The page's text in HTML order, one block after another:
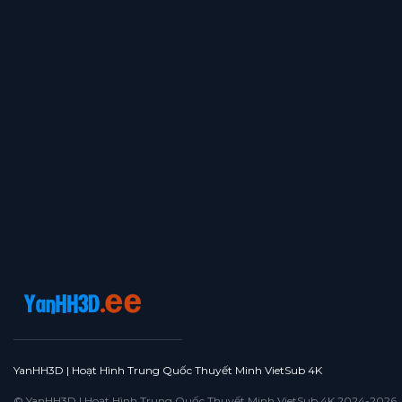
YanHH3D | Hoạt Hình Trung Quốc Thuyết Minh VietSub 4K